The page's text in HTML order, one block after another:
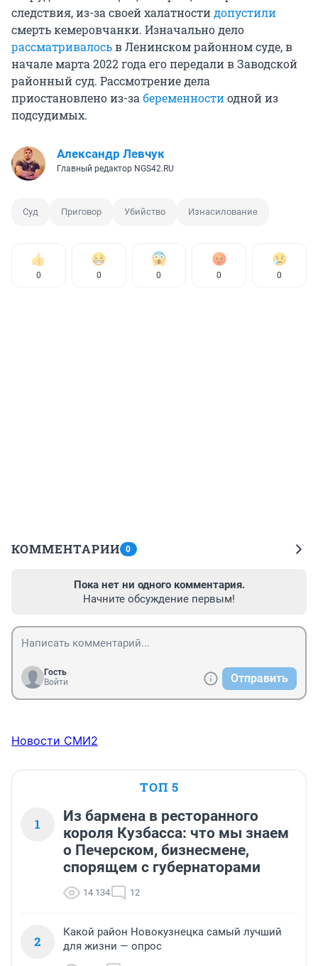
следствия, из-за своей халатностидопустили
смерть кемеровчанки. Изначально дело
рассматривалосьв Ленинском районном суде, в
начале марта 2022 года его передали в Заводской
районный суд. Рассмотрение дела
приостановлено из-за беременностиодной из
подсудимых.
Александр Левчук
Главный редактор NGS42.RU
Суд Приговор Убийство Изнасилование
0 0 0 0 0
КОММЕНТАРИИ 0
Пока нет ни одного комментария.
Начните обсуждение первым!
Гость
Войти
Отправить
Новости СМИ2
ТОП 5
1
Из бармена в ресторанного
короля Кузбасса: что мы знаем
о Печерском, бизнесмене,
спорящем с губернаторами
14 134 12
2
Какой район Новокузнецка самый лучший
для жизни — опрос